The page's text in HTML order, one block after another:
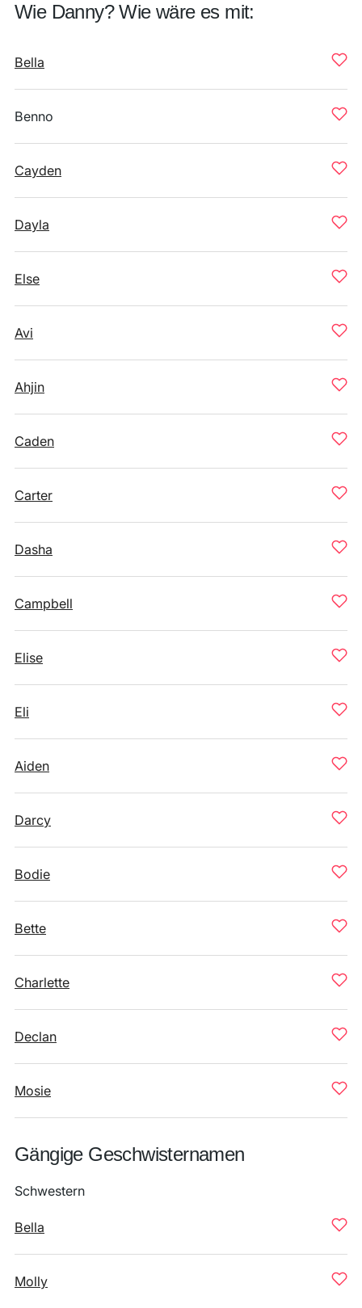
Wie Danny? Wie wäre es mit:
Bella
Benno
Cayden
Dayla
Else
Avi
Ahjin
Caden
Carter
Dasha
Campbell
Elise
Eli
Aiden
Darcy
Bodie
Bette
Charlette
Declan
Mosie
Gängige Geschwisternamen
Schwestern
Bella
Molly